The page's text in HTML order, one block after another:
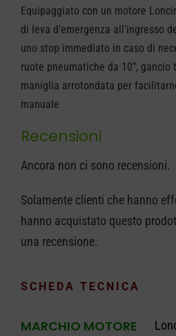
Equipaggiato con un motore
di leva d’emergenza all’ingresso
uno stop immediato in caso di
ruote pneumatiche da 10”,
maniglia arrotondata per
manuale
Recensioni
Ancora non ci sono recensioni.
Solamente clienti che hanno
hanno acquistato questo
una recensione.
SCHEDA TECNICA
MARCHIO MOTORE